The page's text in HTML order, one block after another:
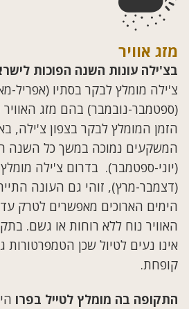
מזג אוויר
בצ'ילה עונות השנה הפוכות
צ'ילה מומלץ לבקר בסתיו (אפריל-
(ספטמבר-נובמבר) בהם מזג האוויר
הזמן המומלץ לבקר בצפון צ'ילה,
המשקעים נמוכה במשך כל השנה
(יוני-ספטמבר). בדרום צ'ילה
(דצמבר-מרץ), זוהי גם העונה
הימים הארוכים מאפשרים לטרק עד
האוויר נוח ללא רוחות או גשם.
אינו נעים לטיול שכן
קופחת.
התקופה בה מומלץ לטייל בפרו